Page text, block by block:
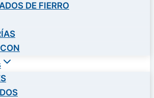
DE FIERRO